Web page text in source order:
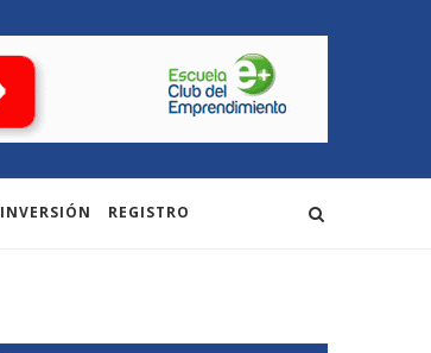
INVERSIÓN REGISTRO